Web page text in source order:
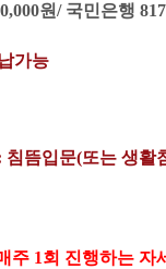
원/ 국민은행
가능
침뜸입문(또는 생활
주 1회 진행하는 자